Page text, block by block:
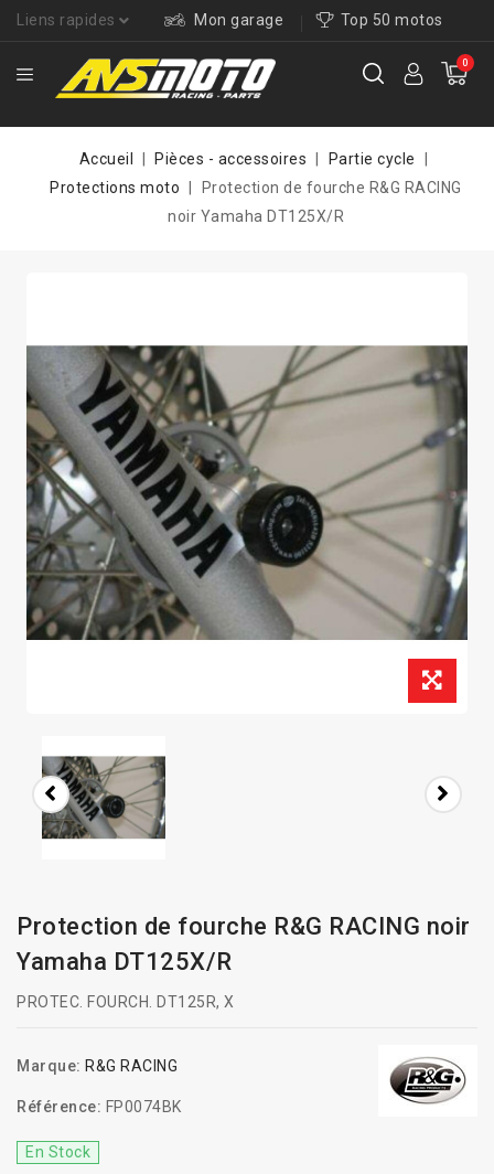
Liens rapides Mon garage Top 50 motos
0
Accueil Pièces - accessoires
Partie cycle
Protections moto
Protection de fourche R&G RACING
noir Yamaha DT125X/R
Protection de fourche R&G RACING noir
Yamaha DT125X/R
PROTEC. FOURCH. DT125R, X
Marque: R&G RACING
Référence: FP0074BK
En Stock